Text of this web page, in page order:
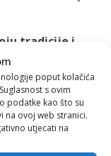
poput kolačića
s ovim
podatke kao što su
na ovoj web stranici.
utjecati na
tradicije i
metode uzgoja,
jamče da
i prepoznatljivu
se vode
predaka, uz
da